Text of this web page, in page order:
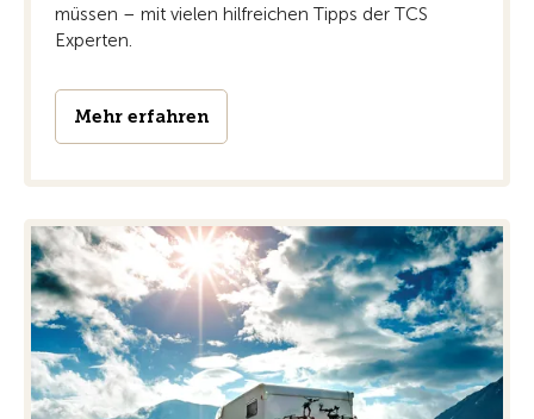
müssen – mit vielen hilfreichen Tipps der TCS
Experten.
Mehr erfahren